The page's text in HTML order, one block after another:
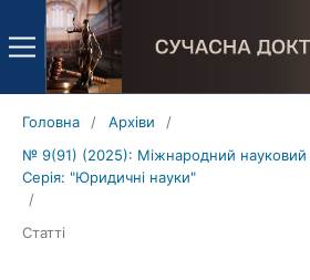
Головна / Архіви
/
№ 9(91) (2025): Міжнародний науковий
Серія: "Юридичні науки"
/
Статті